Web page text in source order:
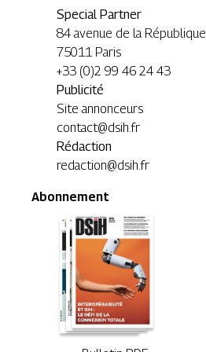
Special Partner
84 avenue de la République
75011 Paris
+33 (0)2 99 46 24 43
Publicité
Site annonceurs
contact@dsih.fr
Rédaction
redaction@dsih.fr
Abonnement